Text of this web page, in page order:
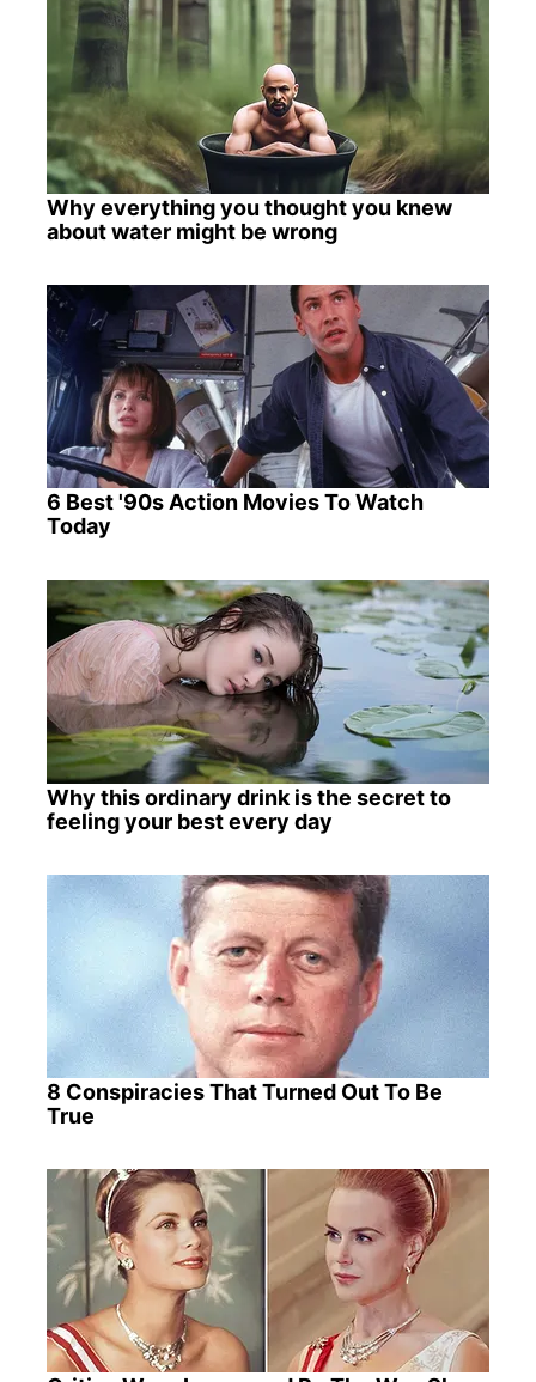
Why everything you thought you knew
about water might be wrong
6 Best '90s Action Movies To Watch
Today
Why this ordinary drink is the secret to
feeling your best every day
8 Conspiracies That Turned Out To Be
True